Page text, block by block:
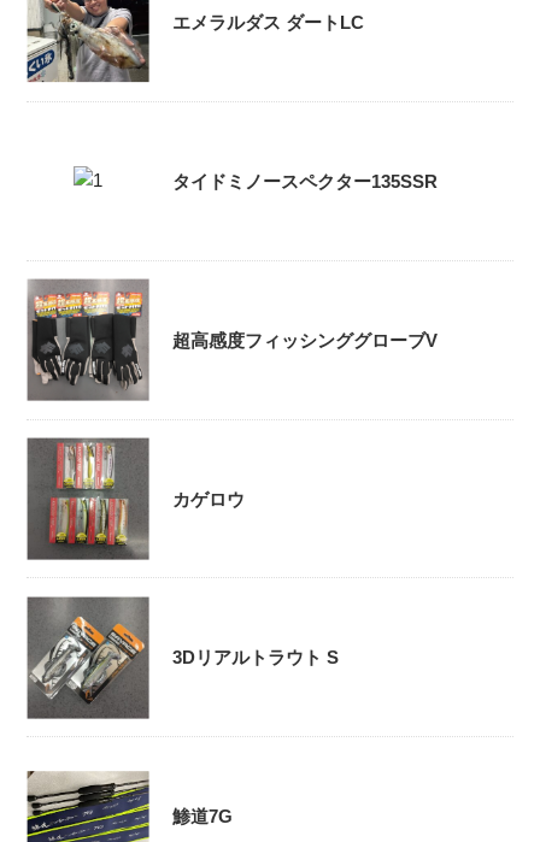
エメラルダス ダートLC
タイドミノースペクター135SSR
超高感度フィッシンググローブV
カゲロウ
3Dリアルトラウト S
鯵道7G